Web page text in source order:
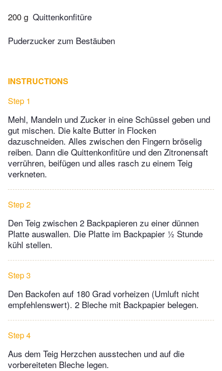
200 g Quittenkonfitüre
Puderzucker zum Bestäuben
INSTRUCTIONS
Step 1
Mehl, Mandeln und Zucker in eine Schüssel geben und
gut mischen. Die kalte Butter in Flocken
dazuschneiden. Alles zwischen den Fingern bröselig
reiben. Dann die Quittenkonfitüre und den Zitronensaft
verrühren, beifügen und alles rasch zu einem Teig
verkneten.
Step 2
Den Teig zwischen 2 Backpapieren zu einer dünnen
Platte auswallen. Die Platte im Backpapier ½ Stunde
kühl stellen.
Step 3
Den Backofen auf 180 Grad vorheizen (Umluft nicht
empfehlenswert). 2 Bleche mit Backpapier belegen.
Step 4
Aus dem Teig Herzchen ausstechen und auf die
vorbereiteten Bleche legen.